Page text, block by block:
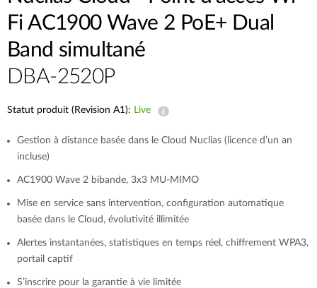
Fi AC1900 Wave 2 PoE+ Dual
Band simultané
DBA-2520P
Statut produit (Revision A1): Live
Gestion à distance basée dans le Cloud Nuclias (licence d’un an
incluse)
AC1900 Wave 2 bibande, 3x3 MU-MIMO
Mise en service sans intervention, configuration automatique
basée dans le Cloud, évolutivité illimitée
Alertes instantanées, statistiques en temps réel, chiffrement WPA3,
portail captif
S’inscrire pour la garantie à vie limitée